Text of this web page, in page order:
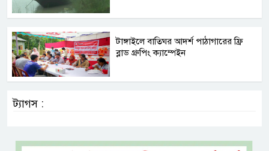
টাঙ্গাইলে বাতিঘর আদর্শ পাঠাগারের ফ্রি
ব্লাড গ্রুপিং ক্যাম্পেইন
ট্যাগস :